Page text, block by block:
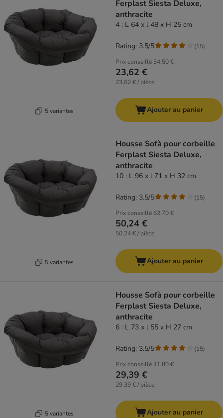
5 variantes
Ferplast Siesta Deluxe,
anthracite
4 : L 64 x l 48 x H 25 cm
Prix conseillé 34,50 €
23,62 €
23,62 € / pièce
Rating: 3.5/5 (15)
Ajouter au panier
5 variantes
Housse Sofà pour corbeille
Ferplast Siesta Deluxe,
anthracite
10 : L 96 x l 71 x H 32 cm
Prix conseillé 62,70 €
50,24 €
50,24 € / pièce
Rating: 3.5/5 (15)
Ajouter au panier
5 variantes
Housse Sofà pour corbeille
Ferplast Siesta Deluxe,
anthracite
6 : L 73 x l 55 x H 27 cm
Prix conseillé41,80 €
29,39 €
29,39 € / pièce
Rating: 3.5/5 (15)
Ajouter au panier